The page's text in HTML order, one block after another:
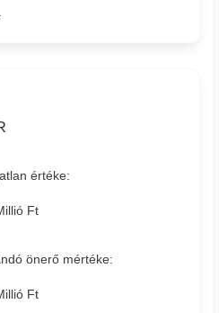
értéke:
Ft
önerő mértéke:
Ft